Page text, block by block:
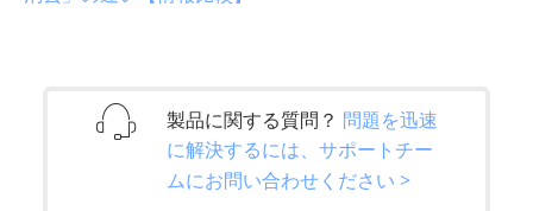
製品に関する質問？ 問題を迅速
に解決するには、サポートチー
ムにお問い合わせください >